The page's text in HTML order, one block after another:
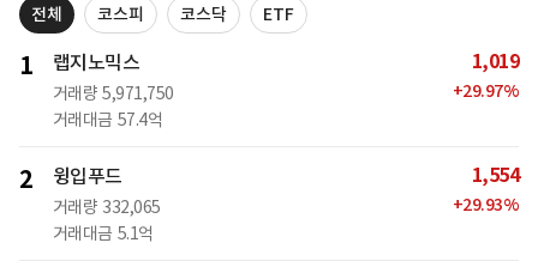
전체 코스피 코스닥 ETF
1 랩지노믹스
거래량 5,971,750
거래대금 57.4억
1,019
+29.97%
2 윙입푸드
거래량 332,065
거래대금 5.1억
1,554
+29.93%